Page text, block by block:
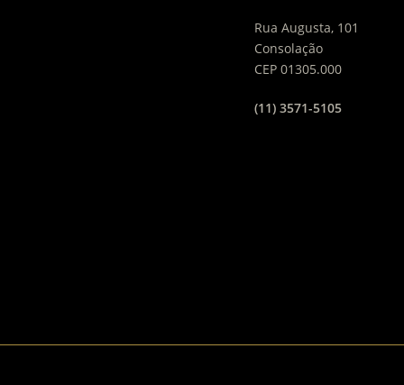
Rua Augusta, 101
Consolação
CEP 01305.000
(11) 3571-5105